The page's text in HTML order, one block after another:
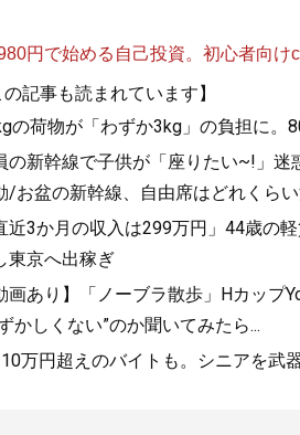
円で始める自己投資。初心者向け
の記事も読まれています】
の荷物が「わずか3kg」の負担に。
新幹線で子供が「座りたい~!」迷
/お盆の新幹線、自由席はどれくら
3か月の収入は299万円」44歳の
東京へ出稼ぎ
あり】「ノーブラ散歩」Hカップ
かしくない”のか聞いてみたら...
万円超えのバイトも。シニアを武